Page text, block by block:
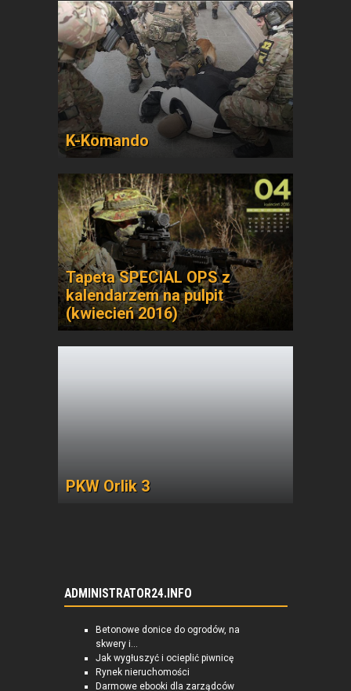
K-Komando
Tapeta SPECIAL OPS z
kalendarzem na pulpit
(kwiecień 2016)
PKW Orlik 3
ADMINISTRATOR24.INFO
Betonowe donice do ogrodów, na
skwery i...
Jak wygłuszyć i ocieplić piwnicę
Rynek nieruchomości
Darmowe ebooki dla zarządców